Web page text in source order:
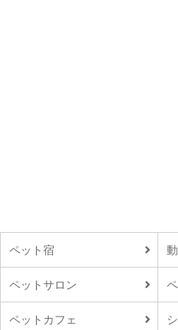
ペット宿
ペットサロン
ペットカフェ